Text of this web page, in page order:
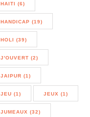
HAITI (6)
HANDICAP (19)
HOLI (39)
J'OUVERT (2)
JAIPUR (1)
JEU (1) JEUX (1)
JUMEAUX (32)